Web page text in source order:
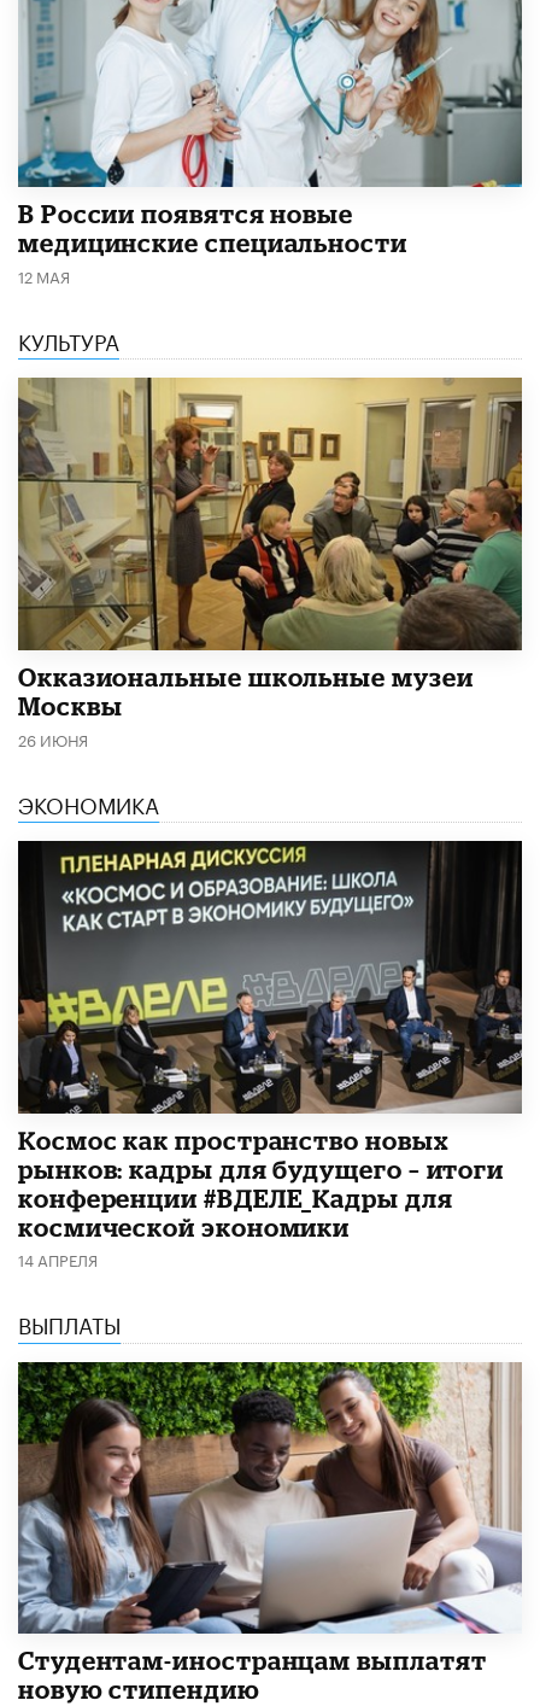
В России появятся новые
медицинские специальности
12 МАЯ
КУЛЬТУРА
​Окказиональные школьные музеи
Москвы
26 ИЮНЯ
ЭКОНОМИКА
Космос как пространство новых
рынков: кадры для будущего – итоги
конференции #ВДЕЛЕ_Кадры для
космической экономики
14 АПРЕЛЯ
ВЫПЛАТЫ
Студентам-иностранцам выплатят
новую стипендию